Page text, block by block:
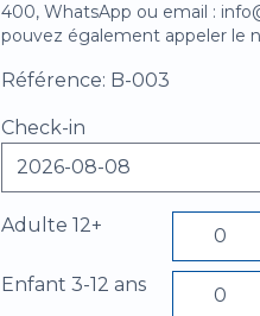
400, WhatsApp ou email :
pouvez également appeler le
Référence: B-003
Check-in
Adulte 12+
Enfant 3-12 ans